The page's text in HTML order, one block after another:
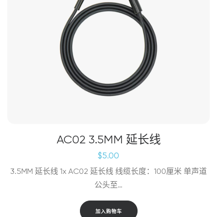
可
在
产
面
上
选
选
项
AC02 3.5MM 延长线
$5.00
3.5MM 延长线 1x AC02 延长线 线缆长度：100厘米 单声道
公头至…
加入购物车